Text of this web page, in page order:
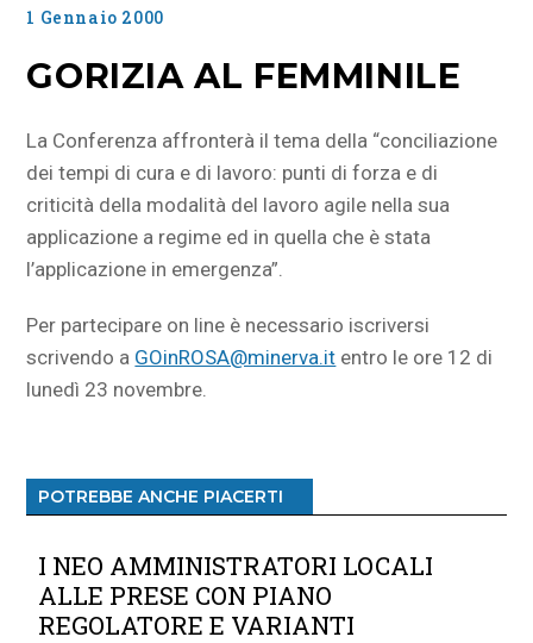
1 Gennaio 2000
GORIZIA AL FEMMINILE
La Conferenza affronterà il tema della “conciliazione
dei tempi di cura e di lavoro: punti di forza e di
criticità della modalità del lavoro agile nella sua
applicazione a regime ed in quella che è stata
l’applicazione in emergenza”.
Per partecipare on line è necessario iscriversi
scrivendo a GOinROSA@minerva.it entro le ore 12 di
lunedì 23 novembre.
POTREBBE ANCHE PIACERTI
I NEO AMMINISTRATORI LOCALI
ALLE PRESE CON PIANO
REGOLATORE E VARIANTI